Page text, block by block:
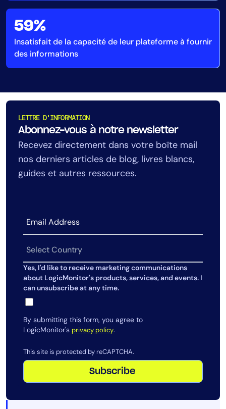
59%
Insatisfait de la capacité de leur plateforme à fournir
des informations
LETTRE D'INFORMATION
Abonnez-vous à notre newsletter
Recevez directement dans votre boîte mail
nos derniers articles de blog, livres blancs,
guides et autres ressources.
Yes, I'd like to receive marketing communications
about LogicMonitor's products, services, and events. I
can unsubscribe at any time.
By submitting this form, you agree to
LogicMonitor's privacy policy.
This site is protected by reCAPTCHA.
Subscribe